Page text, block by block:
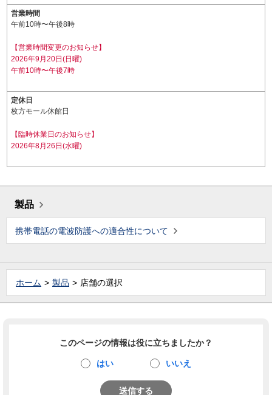
営業時間
午前10時〜午後8時
【営業時間変更のお知らせ】
2026年9月20日(日曜)
午前10時〜午後7時
定休日
枚方モール休館日
【臨時休業日のお知らせ】
2026年8月26日(水曜)
製品
携帯電話の電波防護への適合性について
ホーム 製品 店舗の選択
このページの情報は役に立ちましたか？
はい いいえ
送信する